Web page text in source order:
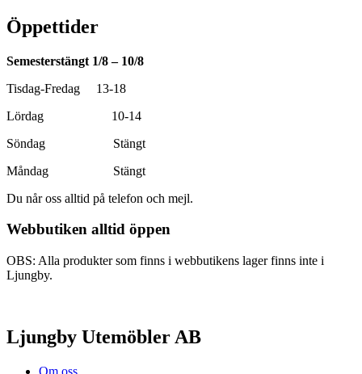
Öppettider
Semesterstängt 1/8 – 10/8
Tisdag-Fredag 13-18
Lördag 10-14
Söndag Stängt
Måndag Stängt
Du når oss alltid på telefon och mejl.
Webbutiken alltid öppen
OBS: Alla produkter som finns i webbutikens lager finns inte i
Ljungby.
Ljungby Utemöbler AB
Om oss